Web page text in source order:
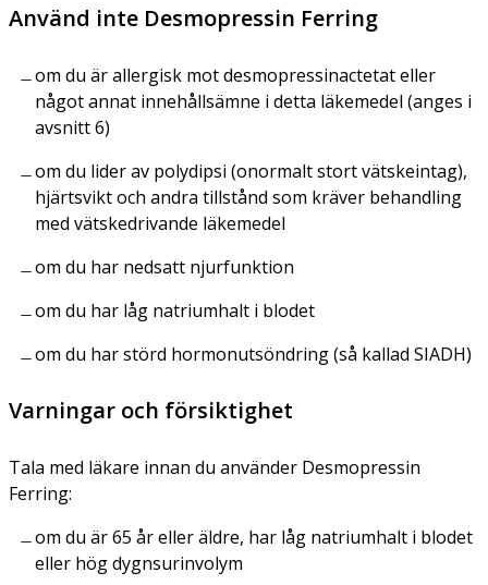
Använd inte Desmopressin Ferring
om du är allergisk mot desmopressinactetat eller
något annat innehållsämne i detta läkemedel (anges i
avsnitt 6)
om du lider av polydipsi (onormalt stort vätskeintag),
hjärtsvikt och andra tillstånd som kräver behandling
med vätskedrivande läkemedel
om du har nedsatt njurfunktion
om du har låg natriumhalt i blodet
om du har störd hormonutsöndring (så kallad SIADH)
Varningar och försiktighet
Tala med läkare innan du använder Desmopressin
Ferring:
om du är 65 år eller äldre, har låg natriumhalt i blodet
eller hög dygnsurinvolym